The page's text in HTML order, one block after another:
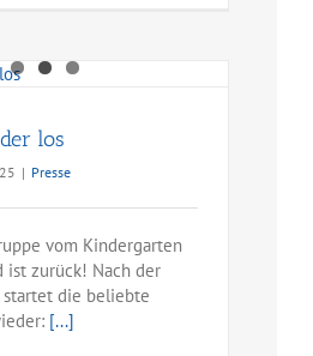
los
| Presse
vom Kindergarten
ist zurück! Nach der
startet die beliebte
[...]